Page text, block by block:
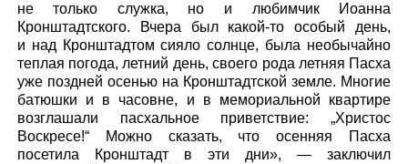
не только служка, но и любимчик Иоанна
Кронштадтского. Вчера был какой-то особый день,
и над Кронштадтом сияло солнце, была необычайно
теплая погода, летний день, своего рода летняя Пасха
уже поздней осенью на Кронштадтской земле. Многие
батюшки и в часовне, и в мемориальной квартире
возглашали пасхальное приветствие: „Христос
Воскресе!“ Можно сказать, что осенняя Пасха
посетила Кронштадт в эти дни», — заключил